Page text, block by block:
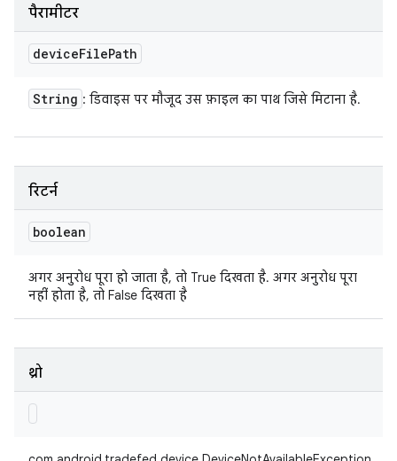
पैरामीटर
deviceFilePath
String : डिवाइस पर मौजूद उस फ़ाइल का पाथ जिसे मिटाना है.
रिटर्न
boolean
अगर अनुरोध पूरा हो जाता है, तो True दिखता है. अगर अनुरोध पूरा
नहीं होता है, तो False दिखता है
थ्रो